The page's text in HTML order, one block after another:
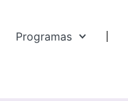
Programas